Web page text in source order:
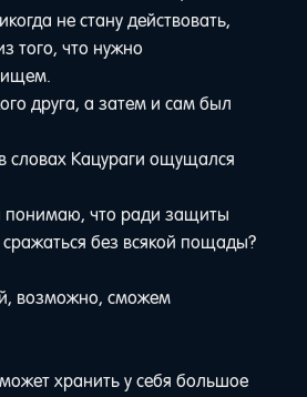
не стану действовать,
того, что нужно
друга, а затем и сам был
словах Кацураги ощущался
что ради защиты
без всякой пощады?
возможно, сможем
хранить у себя большое